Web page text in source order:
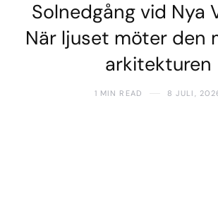
Solnedgång vid Nya
När ljuset möter den
arkitekturen
1 MIN READ 8 JULI,